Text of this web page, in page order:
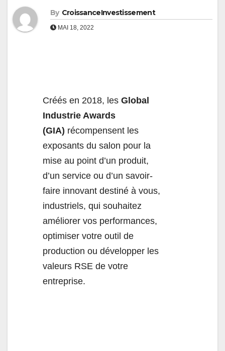
By CroissanceInvestissement
MAI 18, 2022
Créés en 2018, les Global
Industrie Awards
(GIA) récompensent les
exposants du salon pour la
mise au point d’un produit,
d’un service ou d’un savoir-
faire innovant destiné à vous,
industriels, qui souhaitez
améliorer vos performances,
optimiser votre outil de
production ou développer les
valeurs RSE de votre
entreprise.